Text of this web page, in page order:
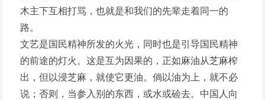
木主下互相打骂，也就是和我们的先辈走着同一的
路。
文艺是国民精神所发的火光，同时也是引导国民精神
的前途的灯火。这是互为因果的，正如麻油从芝麻榨
出，但以浸芝麻，就使它更油。倘以油为上，就不必
说；否则，当参入别的东西，或水或硷去。中国人向